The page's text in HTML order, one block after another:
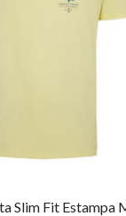
PP P M